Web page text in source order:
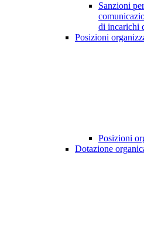
Sanzioni
di incarichi
Posizioni
Posizioni
Dotazione